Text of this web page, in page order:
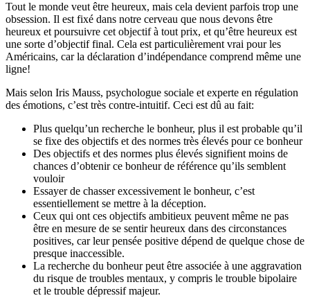
Tout le monde veut être heureux, mais cela devient parfois trop une
obsession. Il est fixé dans notre cerveau que nous devons être
heureux et poursuivre cet objectif à tout prix, et qu’être heureux est
une sorte d’objectif final. Cela est particulièrement vrai pour les
Américains, car la déclaration d’indépendance comprend même une
ligne!
Mais selon Iris Mauss, psychologue sociale et experte en régulation
des émotions, c’est très contre-intuitif. Ceci est dû au fait:
Plus quelqu’un recherche le bonheur, plus il est probable qu’il
se fixe des objectifs et des normes très élevés pour ce bonheur
Des objectifs et des normes plus élevés signifient moins de
chances d’obtenir ce bonheur de référence qu’ils semblent
vouloir
Essayer de chasser excessivement le bonheur, c’est
essentiellement se mettre à la déception.
Ceux qui ont ces objectifs ambitieux peuvent même ne pas
être en mesure de se sentir heureux dans des circonstances
positives, car leur pensée positive dépend de quelque chose de
presque inaccessible.
La recherche du bonheur peut être associée à une aggravation
du risque de troubles mentaux, y compris le trouble bipolaire
et le trouble dépressif majeur.